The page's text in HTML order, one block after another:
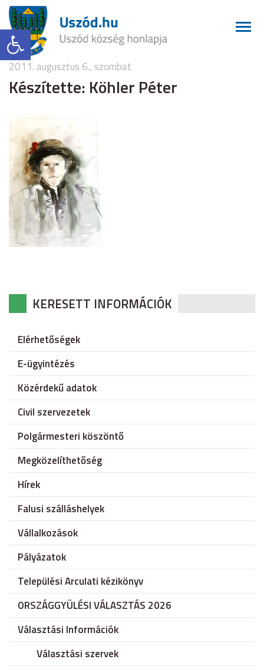
Eszköztár megnyitása
2011. augusztus 6., szombat
Készítette: Köhler Péter
KERESETT INFORMÁCIÓK
Elérhetőségek
E-ügyintézés
Közérdekű adatok
Civil szervezetek
Polgármesteri köszöntő
Megközelíthetőség
Hírek
Falusi szálláshelyek
Vállalkozások
Pályázatok
Települési Arculati kézikönyv
ORSZÁGGYÜLÉSI VÁLASZTÁS 2026
Választási Információk
Választási szervek